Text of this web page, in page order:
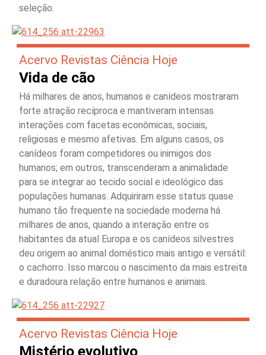
seleção.
Acervo Revistas Ciência Hoje
Vida de cão
Há milhares de anos, humanos e canídeos mostraram
forte atração recíproca e mantiveram intensas
interações com facetas econômicas, sociais,
religiosas e mesmo afetivas. Em alguns casos, os
canídeos foram competidores ou inimigos dos
humanos; em outros, transcenderam a animalidade
para se integrar ao tecido social e ideológico das
populações humanas. Adquiriram esse status quase
humano tão frequente na sociedade moderna há
milhares de anos, quando a interação entre os
habitantes da atual Europa e os canídeos silvestres
deu origem ao animal doméstico mais antigo e versátil:
o cachorro. Isso marcou o nascimento da mais estreita
e duradoura relação entre humanos e animais.
Acervo Revistas Ciência Hoje
Mistério evolutivo